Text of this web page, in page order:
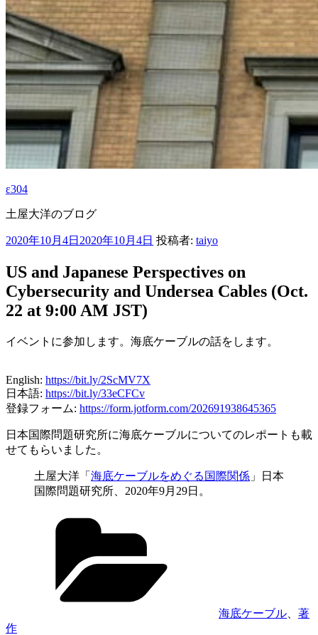
ε304
土屋大洋のブログ
投
日:
2020年10月4日 2020年10月4日 投稿者: taiyo
US and Japanese Perspectives on
Cybersecurity and Undersea Cables (Oct.
22 at 9:00 AM JST)
イベントに参加します。海底ケーブルの話をします。
English: https://bit.ly/2ScMV7X
日本語: https://bit.ly/33eCFCv
登録フォーム: https://form.jotform.com/202691938645365
日本国際問題研究所に海底ケーブルについてのレポートも載
せてもらいました。
土屋大洋「 海底ケーブルをめぐる国際関係 」日本
国際問題研究所、2020年9月29日。
海底ケーブル
著
作